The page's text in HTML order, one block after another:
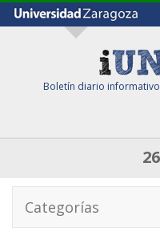
Boletín diario
Categorías